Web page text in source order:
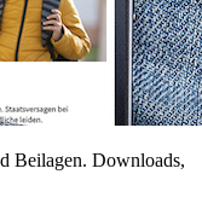
Beilagen. Downloads,